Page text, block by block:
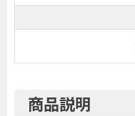
商品説明